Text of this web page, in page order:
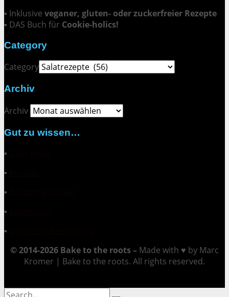
▪ Inklusive veganer, gluten- oder zuckerfreier Rezepte
▪ DAS Buch für Cookie-holics!
Category
Category
Archiv
Archiv
Gut zu wissen…
▪
▪
▪
▪
▪
© 2014-2026 Bake to the roots – Made with ♥ by Marc
Kromer | Bake to the roots. All rights reserved.